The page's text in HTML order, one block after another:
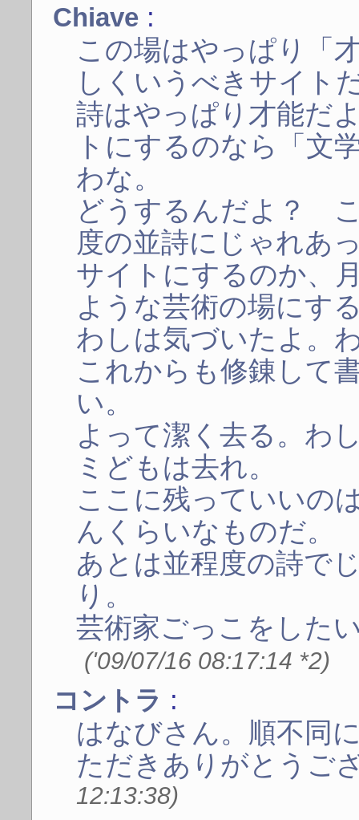
Chiave :
この場はやっぱり「
しくいうべきサイト
詩はやっぱり才能だ
トにするのなら「文
わな。
どうするんだよ？
度の並詩にじゃれあ
サイトにするのか、
ような芸術の場にす
わしは気づいたよ。
これからも修錬して
い。
よって潔く去る。わ
ミどもは去れ。
ここに残っていいの
んくらいなものだ。
あとは並程度の詩で
り。
芸術家ごっこをした
('09/07/16 08:17:14 *2)
コントラ :
はなびさん。順不同
ただきありがとうご
12:13:38)